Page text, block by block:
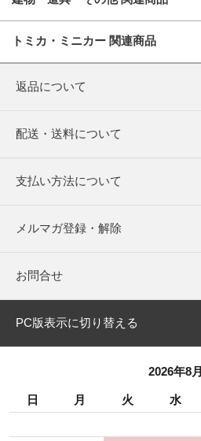
トミカ・ミニカー 関連商品
返品について
配送・送料について
支払い方法について
メルマガ登録・解除
お問合せ
PC版表示に切り替える
2026年8月
日 月 火 水